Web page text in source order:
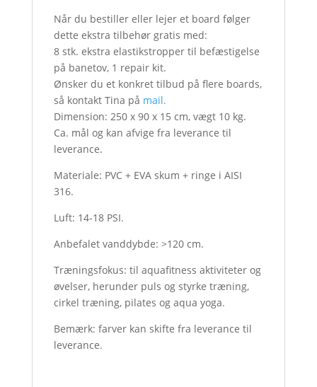
Når du bestiller eller lejer et board følger
dette ekstra tilbehør gratis med:
8 stk. ekstra elastikstropper til befæstigelse
på banetov, 1 repair kit.
Ønsker du et konkret tilbud på flere boards,
så kontakt Tina på mail.
Dimension: 250 x 90 x 15 cm, vægt 10 kg.
Ca. mål og kan afvige fra leverance til
leverance.
Materiale: PVC + EVA skum + ringe i AISI
316.
Luft: 14-18 PSI.
Anbefalet vanddybde: >120 cm.
Træningsfokus: til aquafitness aktiviteter og
øvelser, herunder puls og styrke træning,
cirkel træning, pilates og aqua yoga.
Bemærk: farver kan skifte fra leverance til
leverance.